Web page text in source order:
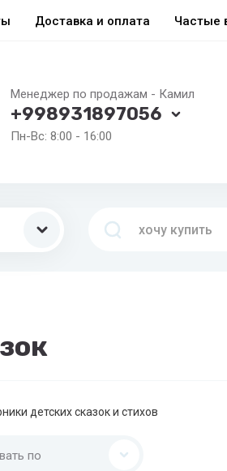
Доставка и оплата Частые
Менеджер по продажам - Камил
+998931897056
Пн-Вс: 8:00 - 16:00
детских сказок и стихов
по